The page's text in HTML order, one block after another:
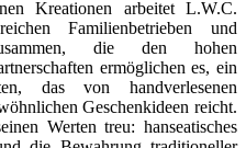
Kreationen arbeitet L.W.C.
Familienbetrieben und
die den hohen
ermöglichen es, ein
das von handverlesenen
Geschenkideen reicht.
Werten treu: hanseatisches